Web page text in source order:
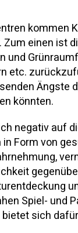
kommen
einen ist
und
etc.
Ängste
könnten.
negativ auf
Form von
Spiel- und
sich